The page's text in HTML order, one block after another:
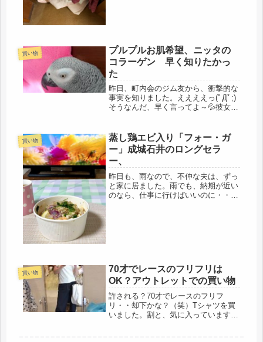
買い物
プルプルお肌希望、ニッタの
コラーゲン 早く知りたかっ
た
昨日、町内会のジム友から、衝撃的な
事実を知りました。ええええっ(ﾟДﾟ;)
そうなんだ、早く言ってよ～💦彼女は
ラムなど、色々と惜しみなく、親切に
教えてくれた美容の先生です。...
買い物
蒸し鶏エビ入り「フォー・ガ
ー」成城石井のロングセラ
ー、
昨日も、雨なので、不仲な夫は、ずっ
と家に居ました。雨でも、納期が近い
のなら、仕事に行けばいいのに・・・
買い物
70才でレースのフリフリは
OK？アウトレットでの買い物
許される？70才でレースのフリフ
リ・・却下かな？（笑）Tシャツを買
いました。割と、気に入っています。